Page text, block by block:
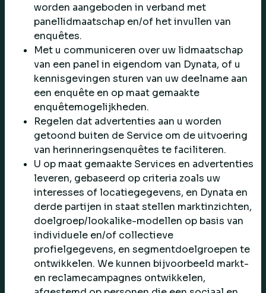
worden aangeboden in verband met
panellidmaatschap en/of het invullen van
enquêtes.
Met u communiceren over uw lidmaatschap
van een panel in eigendom van Dynata, of u
kennisgevingen sturen van uw deelname aan
een enquête en op maat gemaakte
enquêtemogelijkheden.
Regelen dat advertenties aan u worden
getoond buiten de Service om de uitvoering
van herinneringsenquêtes te faciliteren.
U op maat gemaakte Services en advertenties
leveren, gebaseerd op criteria zoals uw
interesses of locatiegegevens, en Dynata en
derde partijen in staat stellen marktinzichten,
doelgroep/lookalike-modellen op basis van
individuele en/of collectieve
profielgegevens, en segmentdoelgroepen te
ontwikkelen. We kunnen bijvoorbeeld markt-
en reclamecampagnes ontwikkelen,